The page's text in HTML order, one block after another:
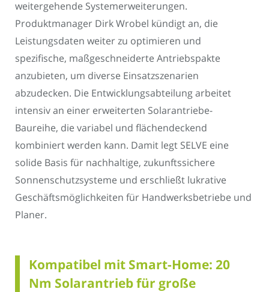
weitergehende Systemerweiterungen.
Produktmanager Dirk Wrobel kündigt an, die
Leistungsdaten weiter zu optimieren und
spezifische, maßgeschneiderte Antriebspakte
anzubieten, um diverse Einsatzszenarien
abzudecken. Die Entwicklungsabteilung arbeitet
intensiv an einer erweiterten Solarantriebe-
Baureihe, die variabel und flächendeckend
kombiniert werden kann. Damit legt SELVE eine
solide Basis für nachhaltige, zukunftssichere
Sonnenschutzsysteme und erschließt lukrative
Geschäftsmöglichkeiten für Handwerksbetriebe und
Planer.
Kompatibel mit Smart-Home: 20
Nm Solarantrieb für große